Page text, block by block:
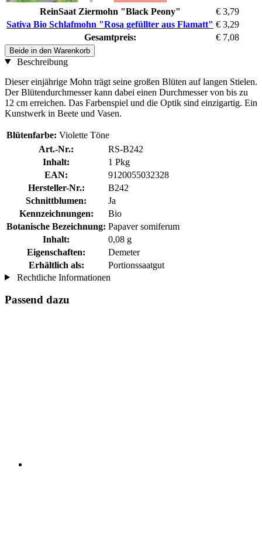
ReinSaat Ziermohn "Black Peony"
€ 3,79
Sativa Bio Schlafmohn "Rosa gefüllter aus Flamatt" € 3,29
Gesamtpreis:
€ 7,08
Beide in den Warenkorb
Beschreibung
Dieser einjährige Mohn trägt seine großen Blüten auf langen Stielen.
Der Blütendurchmesser kann dabei einen Durchmesser von bis zu
12 cm erreichen. Das Farbenspiel und die Optik sind einzigartig. Ein
Kunstwerk in Beete und Vasen.
Blütenfarbe: Violette Töne
Art.-Nr.:
RS-B242
Inhalt:
1 Pkg
EAN:
9120055032328
Hersteller-Nr.:
B242
Schnittblumen:
Ja
Kennzeichnungen:
Bio
Botanische Bezeichnung: Papaver somiferum
Inhalt:
0,08 g
Eigenschaften:
Demeter
Erhältlich als:
Portionssaatgut
Rechtliche Informationen
Passend dazu